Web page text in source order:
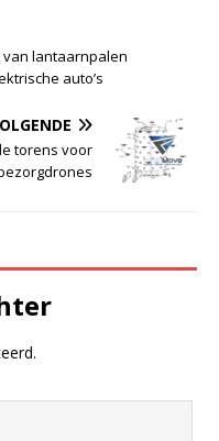
van lantaarnpalen
auto’s
torens voor